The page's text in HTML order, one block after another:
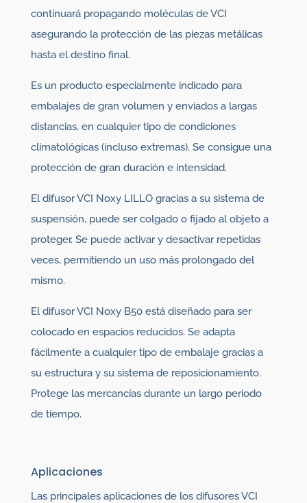
continuará propagando moléculas de VCI
asegurando la protección de las piezas metálicas
hasta el destino final.
Es un producto especialmente indicado para
embalajes de gran volumen y enviados a largas
distancias, en cualquier tipo de condiciones
climatológicas (incluso extremas). Se consigue una
protección de gran duración e intensidad.
El difusor VCI Noxy LILLO gracias a su sistema de
suspensión, puede ser colgado o fijado al objeto a
proteger. Se puede activar y desactivar repetidas
veces, permitiendo un uso más prolongado del
mismo.
El difusor VCI Noxy B50 está diseñado para ser
colocado en espacios reducidos. Se adapta
fácilmente a cualquier tipo de embalaje gracias a
su estructura y su sistema de reposicionamiento.
Protege las mercancías durante un largo periodo
de tiempo.
Aplicaciones
Las principales aplicaciones de los difusores VCI